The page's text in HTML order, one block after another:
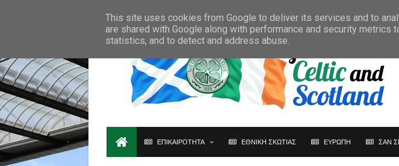
ΕΠΙΚΑΙΡΟΤΗΤΑ ΕΘΝΙΚΗ ΣΚΩΤΙΑΣ ΕΥΡΩΠΗ ΣΑΝ
This site uses cookies from Google to deliver its services and to
are shared with Google along with performance and security metrics
statistics, and to detect and address abuse.